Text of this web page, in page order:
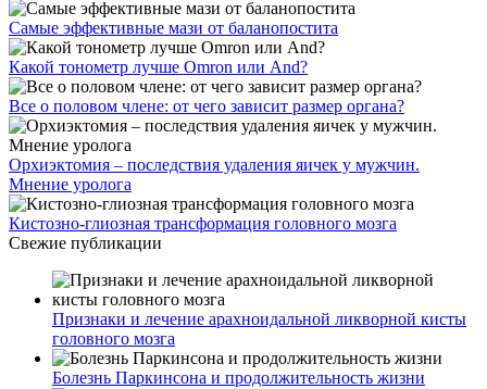
Самые эффективные мази от баланопостита
Какой тонометр лучше Omron или And?
Все о половом члене: от чего зависит размер органа?
Орхиэктомия – последствия удаления яичек у мужчин.
Мнение уролога
Кистозно-глиозная трансформация головного мозга
Свежие публикации
Признаки и лечение арахноидальной ликворной кисты
головного мозга
Болезнь Паркинсона и продолжительность жизни